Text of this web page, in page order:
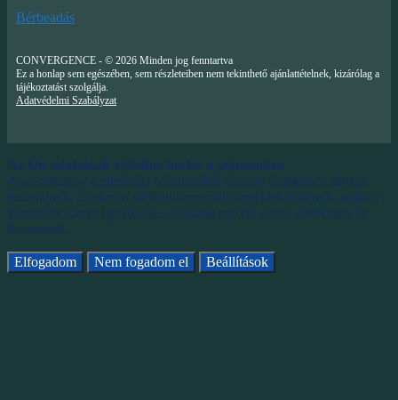
CONVERGENCE - © 2026 Minden jog fenntartva
Ez a honlap sem egészében, sem részleteiben nem tekinthető ajánlattételnek, kizárólag a
tájékoztatást szolgálja.
Adatvédelmi Szabályzat
Bérbeadás
Az Ön adatainak védelme fontos a számunkra
A weboldalon a minőségi felhasználói élmény érdekében sütiket
használunk. Ezeken a sütiken keresztül ismeri fel oldalunk, amikor
viszatérsz illetve így tudjuk, oldalunk melyik részei érdekesek és
hasznosak.
Elfogadom Nem fogadom el Beállítások